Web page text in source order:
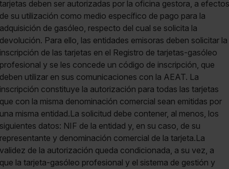
tarjetas deben ser autorizadas por la oficina gestora, a efectos
de su utilización como medio específico de pago para la
adquisición de gasóleo, respecto del cual se solicita la
devolución. Para ello, las entidades emisoras deben solicitar la
inscripción de las tarjetas en el Registro de tarjetas-gasóleo
profesional y se les concede un código de inscripción, que
deben utilizar en sus comunicaciones con la AEAT. La
inscripción constituye la autorización para todas las tarjetas
que con la misma denominación comercial sean emitidas por
una misma entidad.La solicitud debe contener, al menos, los
siguientes datos: NIF de la entidad y, en su caso, de su
representante y denominación comercial de la tarjeta.La
validez de la autorización queda condicionada, a su vez, a
que la tarjeta-gasóleo profesional y el sistema de gestión y